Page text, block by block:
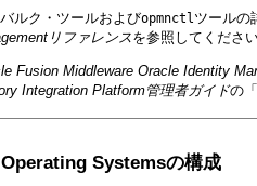
ルク・ツールおよびopmnctlツールの
リファレンスを参照してください
Fusion Middleware Oracle Identity
Integration Platform管理者ガイドの
Systemsの構成